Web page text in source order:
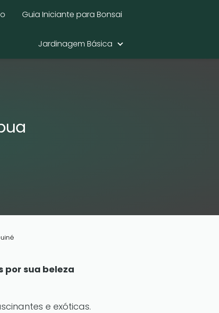
Guia Iniciante para Bonsai
Jardinagem Básica
por sua beleza
e exóticas.